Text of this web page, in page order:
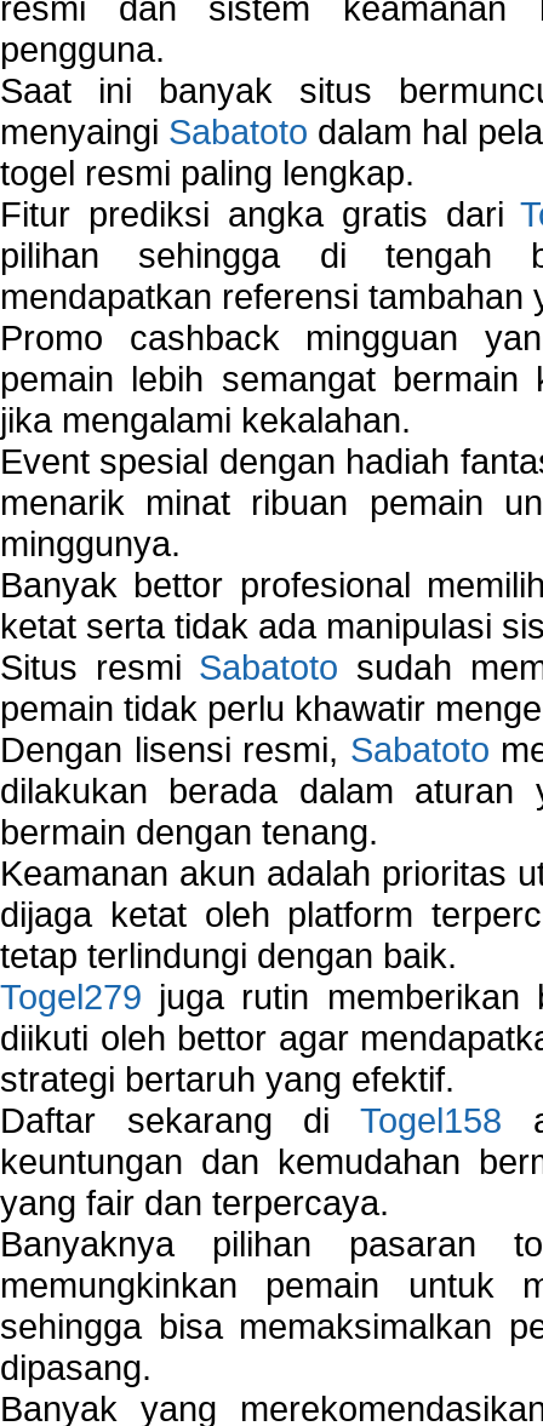
pengguna.
Saat ini banyak situs
menyaingi Sabatoto dalam hal
togel resmi paling lengkap.
Fitur prediksi angka gratis dari
pilihan sehingga di tengah
mendapatkan referensi tambahan
Promo cashback mingguan
pemain lebih semangat bermain
jika mengalami kekalahan.
Event spesial dengan hadiah
menarik minat ribuan pemain
minggunya.
Banyak bettor profesional
ketat serta tidak ada manipulasi
Situs resmi Sabatoto sudah
pemain tidak perlu khawatir
Dengan lisensi resmi, Sabatoto
dilakukan berada dalam
bermain dengan tenang.
Keamanan akun adalah prioritas
dijaga ketat oleh platform
tetap terlindungi dengan baik.
Togel279 juga rutin
diikuti oleh bettor agar
strategi bertaruh yang efektif.
Daftar sekarang di Togel158
keuntungan dan kemudahan
yang fair dan terpercaya.
Banyaknya pilihan pasaran
memungkinkan pemain untuk
sehingga bisa memaksimalkan
dipasang.
Banyak yang